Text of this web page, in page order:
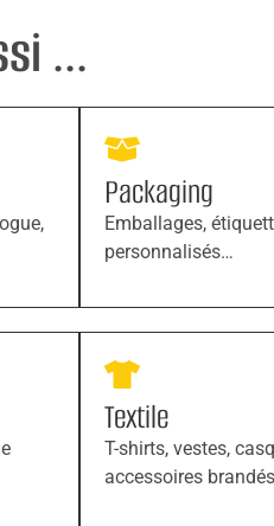
...
Packaging
Emballages,
personnalisés…
Textile
T-shirts, vestes,
accessoires